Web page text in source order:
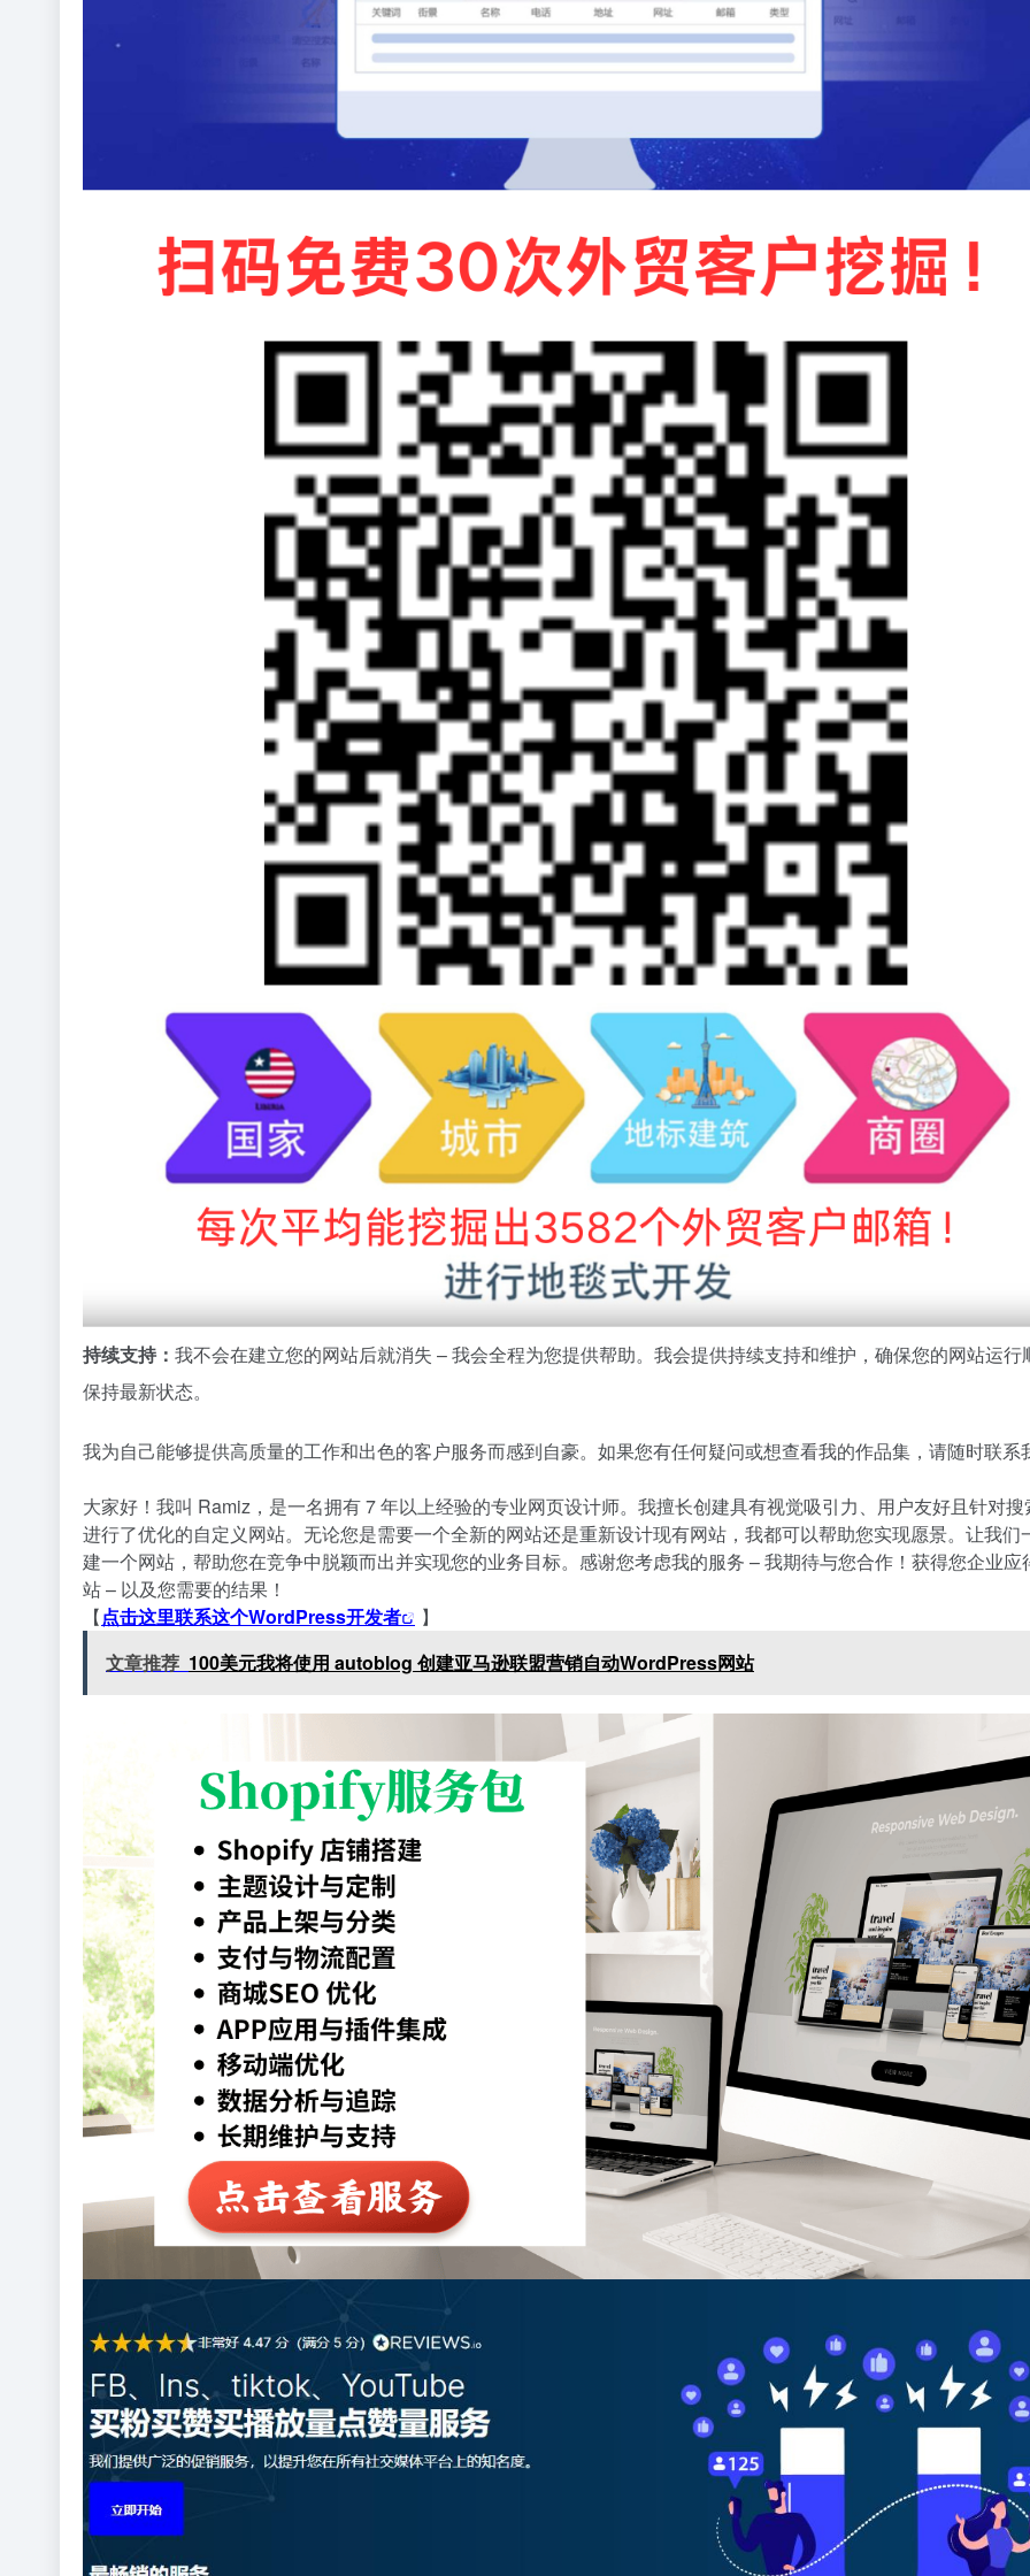
持续支持： 我不会在建立您的网站后就消失 – 我会全程为您提供帮助。我会提供持续支持和维护，确保您的网站运行
保持最新状态。
我为自己能够提供高质量的工作和出色的客户服务而感到自豪。如果您有任何疑问或想查看我的作品集，请随时联系
大家好！我叫 Ramiz，是一名拥有 7 年以上经验的专业网页设计师。我擅长创建具有视觉吸引力、用户友好且针对搜
进行了优化的自定义网站。无论您是需要一个全新的网站还是重新设计现有网站，我都可以帮助您实现愿景。让我们
建一个网站，帮助您在竞争中脱颖而出并实现您的业务目标。感谢您考虑我的服务 – 我期待与您合作！获得您企业应
站 – 以及您需要的结果！
【点击这里联系这个WordPress开发者
】
文章推荐 100美元我将使用 autoblog 创建亚马逊联盟营销自动WordPress网站